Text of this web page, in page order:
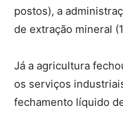
postos), a
de extração mineral
Já a agricultura
os serviços
fechamento líquido